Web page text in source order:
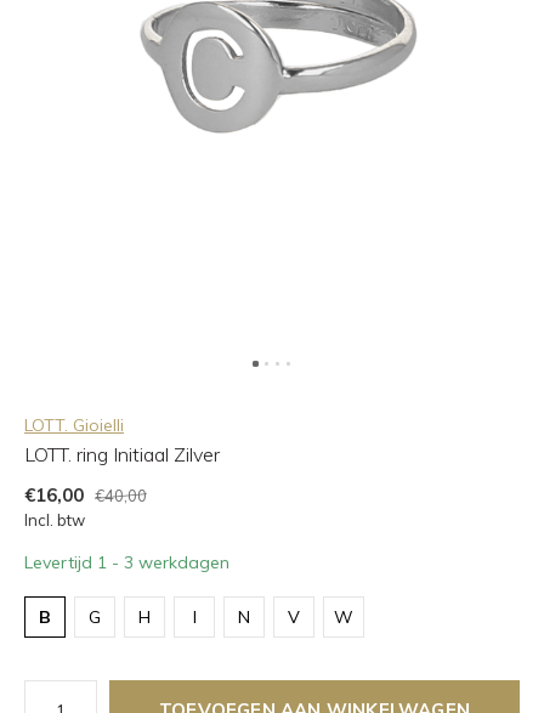
LOTT. Gioielli
LOTT. ring Initiaal Zilver
€16,00 €40,00
Incl. btw
Levertijd 1 - 3 werkdagen
B G H I N V W